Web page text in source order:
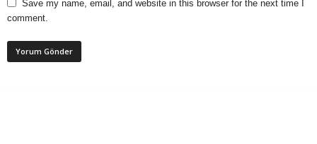
Save my name, email, and website in this browser for the next time I
comment.